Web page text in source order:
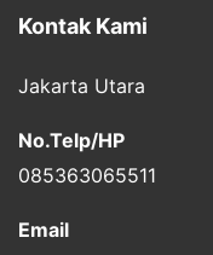
Kontak Kami
Jakarta Utara
No.Telp/HP
085363065511
Email